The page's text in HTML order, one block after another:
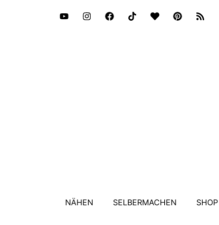
NÄHEN SELBERMACHEN SHOP